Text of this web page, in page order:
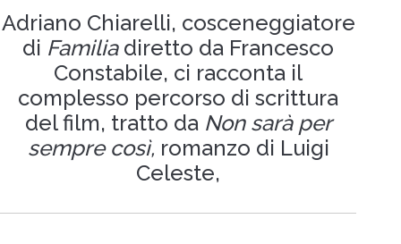
Adriano Chiarelli, cosceneggiatore
di Familia diretto da Francesco
Constabile, ci racconta il
complesso percorso di scrittura
del film, tratto da Non sarà per
sempre così, romanzo di Luigi
Celeste,